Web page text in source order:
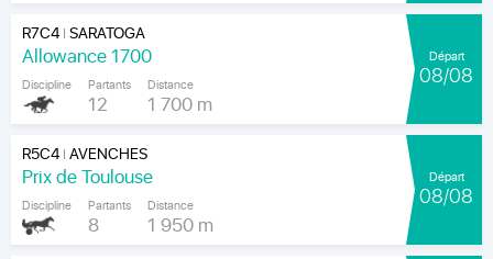
R7C4|SARATOGA
Allowance 1700
Discipline Partants
12
Distance
1 700 m
Départ
08/08
R5C4|AVENCHES
Prix de Toulouse
Discipline Partants
8
Distance
1 950 m
Départ
08/08